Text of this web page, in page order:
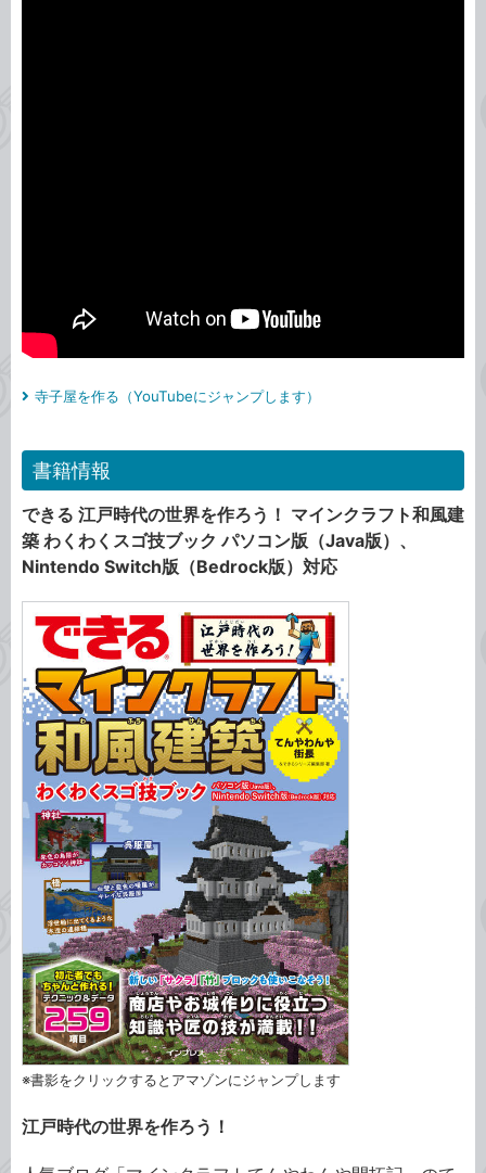
寺子屋を作る（YouTubeにジャンプします）
書籍情報
できる 江戸時代の世界を作ろう！ マインクラフト和風建
築 わくわくスゴ技ブック パソコン版（Java版）、
Nintendo Switch版（Bedrock版）対応
※書影をクリックするとアマゾンにジャンプします
江戸時代の世界を作ろう！